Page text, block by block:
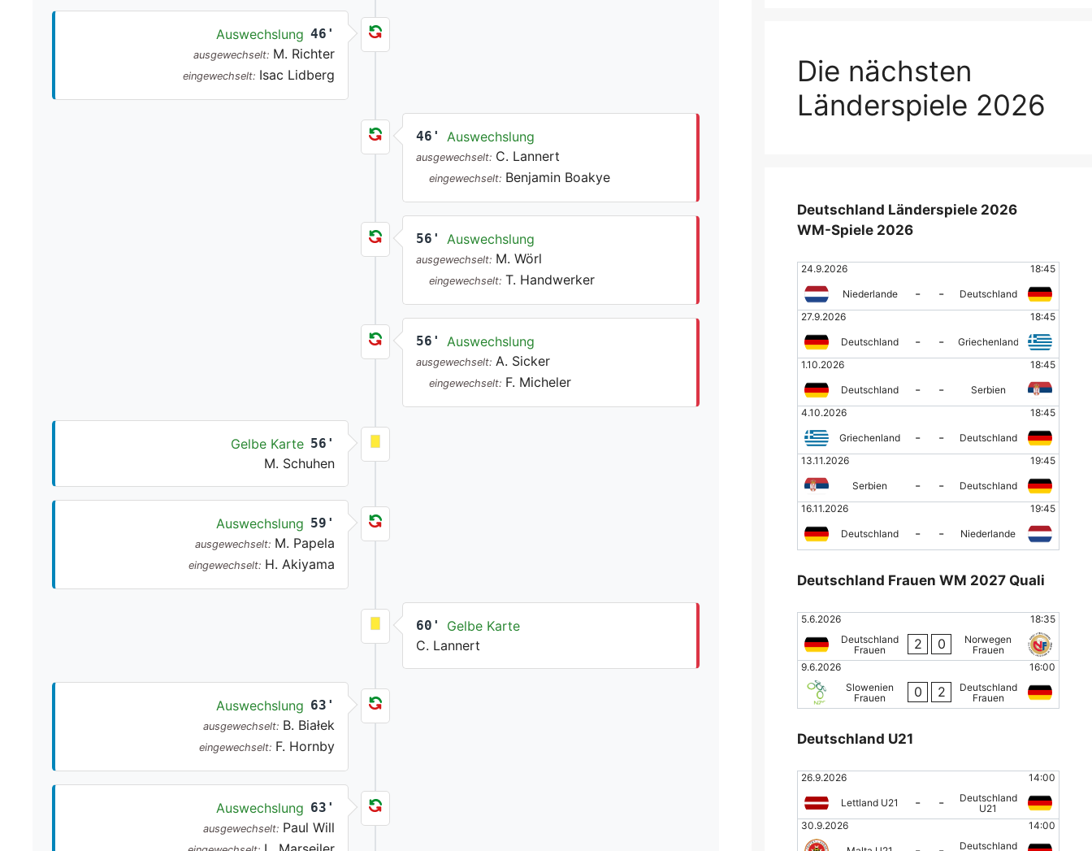
Auswechslung 46'
ausgewechselt: M. Richter
eingewechselt: Isac Lidberg
46' Auswechslung
ausgewechselt: C. Lannert
eingewechselt: Benjamin Boakye
56' Auswechslung
ausgewechselt: M. Wörl
eingewechselt: T. Handwerker
56' Auswechslung
ausgewechselt: A. Sicker
eingewechselt: F. Micheler
Gelbe Karte 56'
M. Schuhen
Auswechslung 59'
ausgewechselt: M. Papela
eingewechselt: H. Akiyama
60'
Gelbe Karte
C. Lannert
Auswechslung 63'
ausgewechselt: B. Białek
eingewechselt: F. Hornby
Auswechslung 63'
ausgewechselt: Paul Will
Die nächsten
Länderspiele 2026
Deutschland Länderspiele 2026
WM-Spiele 2026
24.9.2026 18:45
Niederlande - -
Deutschland
27.9.2026
18:45
Deutschland - -
Griechenland
1.10.2026
18:45
Deutschland - -
Serbien
4.10.2026
18:45
Griechenland - -
Deutschland
13.11.2026
19:45
Serbien - -
Deutschland
16.11.2026
19:45
Deutschland - - Niederlande
Deutschland Frauen WM 2027 Quali
5.6.2026
18:35
Deutschland
Frauen
2 0
Norwegen
Frauen
9.6.2026
16:00
Slowenien
Frauen
0 2
Deutschland
Frauen
Deutschland U21
26.9.2026 14:00
Lettland U21 - -
Deutschland
U21
30.9.2026
14:00
Deutschland